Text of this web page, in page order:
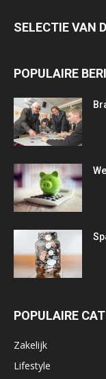
SELECTIE VAN
POPULAIRE
POPULAIRE
Zakelijk
Lifestyle